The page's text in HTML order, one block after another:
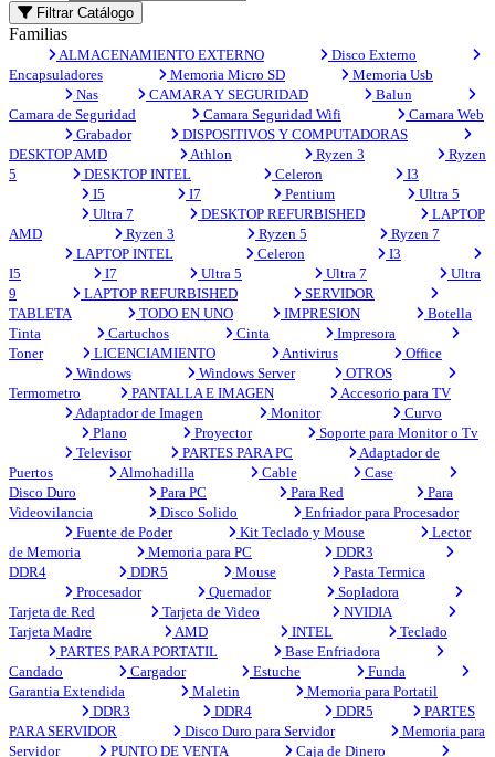
Filtrar Catálogo
Familias
ALMACENAMIENTO EXTERNO
Disco Externo
Encapsuladores
Memoria Micro SD
Memoria Usb
Nas
CAMARA Y SEGURIDAD
Balun
Camara de Seguridad
Camara Seguridad Wifi
Camara Web
Grabador
DISPOSITIVOS Y COMPUTADORAS
DESKTOP AMD
Athlon Ryzen 3
Ryzen
5
DESKTOP INTEL Celeron
I3
I5
I7 Pentium
Ultra 5
Ultra 7
DESKTOP REFURBISHED
LAPTOP
AMD
Ryzen 3 Ryzen 5
Ryzen 7
LAPTOP INTEL
Celeron
I3
I5
I7 Ultra 5 Ultra 7
Ultra
9
LAPTOP REFURBISHED
SERVIDOR
TABLETA
TODO EN UNO IMPRESION
Botella
Tinta
Cartuchos Cinta
Impresora
Toner
LICENCIAMIENTO Antivirus
Office
Windows
Windows Server
OTROS
Termometro
PANTALLA E IMAGEN
Accesorio para TV
Adaptador de Imagen
Monitor
Curvo
Plano
Proyector
Soporte para Monitor o Tv
Televisor
PARTES PARA PC
Adaptador de
Puertos
Almohadilla Cable
Case
Disco Duro
Para PC Para Red
Para
Videovilancia
Disco Solido
Enfriador para Procesador
Fuente de Poder
Kit Teclado y Mouse
Lector
de Memoria
Memoria para PC
DDR3
DDR4
DDR5 Mouse
Pasta Termica
Procesador
Quemador
Sopladora
Tarjeta de Red
Tarjeta de Video
NVIDIA
Tarjeta Madre
AMD INTEL
Teclado
PARTES PARA PORTATIL
Base Enfriadora
Candado
Cargador Estuche
Funda
Garantia Extendida
Maletin
Memoria para Portatil
DDR3
DDR4 DDR5
PARTES
PARA SERVIDOR
Disco Duro para Servidor
Memoria para
Servidor
PUNTO DE VENTA Caja de Dinero